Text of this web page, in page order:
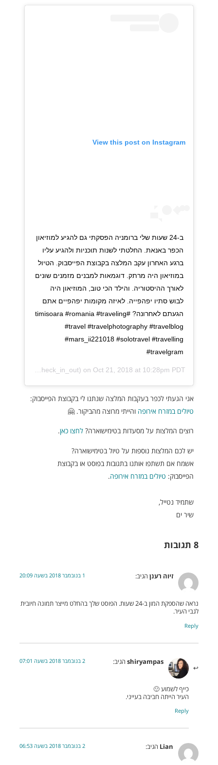
View this post on Instagram
ב-24 שעות שלי ברומניה הפסקתי גם להגיע למוזיאון
הכפר באנאת. החלטתי לשנות תוכניות ולהגיע עליו
ברגע האחרון עקב המלצה בקבוצת הפייסבוק. הטיול
במוזיאון היה מרתק. דוגמאות למבנים מזמנים שונים
לאורך ההיסטוריה. והילד הכי טוב, המוזיאון היה
לבוש סתיו יפהפייה. לאיזה מקומות יפהפיים אתם
הגעתם לאחרונה? #timisoara #romania #traveling
#travel #travelphotography #travelblog
#mars_ii221018 #solotravel #travelling
#travelgram
(@shiryam_check_in_out) on Oct 21, 2018 at 10:28pm PDT
אני הגעתי לכפר בעקבות המלצה שנתנו לי בקבוצת הפייסבוק:
טיולים במזרח אירופה והייתי מרוצה מהביקור. 🤗
רוצים המלצות על מסעדות בטימישוארה? לחצו כאן.
יש לכם המלצות נוספות על טיול בטימישוארה?
אשמח אם תשתפו אותנו בתגובות בפוסט או בקבוצת
הפייסבוק: טיולים במזרח אירופה.
שתמיד נטייל,
שיר ים
8 תגובות
זיוה רענן הגיב: 1 בנובמבר 2018 בשעה 20:09
נראה שהספקת המון ב-24 שעות. הפוסט שלך בהחלט מייצר תמונה חיובית
לגבי העיר.
Reply
shiryampas הגיב: 2 בנובמבר 2018 בשעה 07:01
כייף לשמוע 🙂
העיר הייתה חביבה בעייני.
Reply
Lian הגיב: 2 בנובמבר 2018 בשעה 06:53